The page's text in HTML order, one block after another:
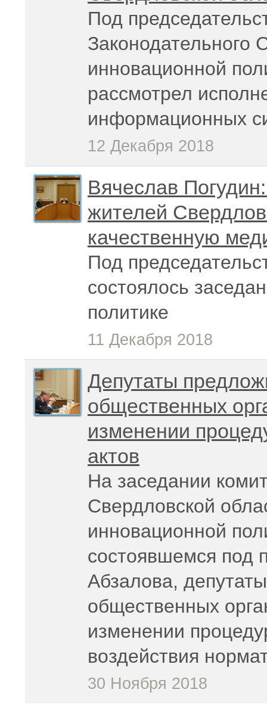
Под
инновационной
рассмотрел
информационных
12 Декабря 2018
Вячеслав
жителей
качественную
Под
состоялось
политике
11 Декабря 2018
Депутаты
общественных
изменении
актов
На заседании
Свердловской
инновационной
состоявшемся под
Абзалова,
общественных
изменении
воздействия
30 Ноября 2018